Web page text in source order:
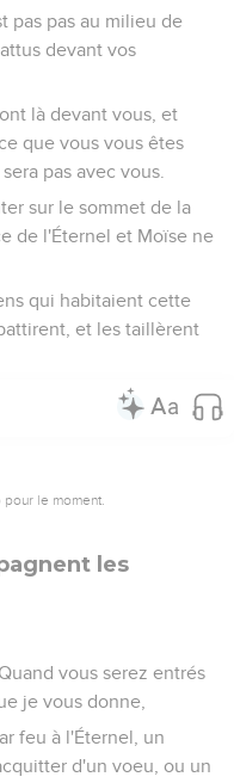
pas pas au milieu de
devant vos
là devant vous, et
que vous vous êtes
pas avec vous.
sur le sommet de la
de l'Éternel et Moïse ne
qui habitaient cette
et les taillèrent
le moment.
les
vous serez entrés
je vous donne,
feu à l'Éternel, un
d'un voeu, ou un